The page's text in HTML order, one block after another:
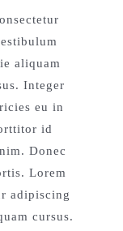
aliquam
Integer
eu in
id
Donec
Lorem
adipiscing
cursus.